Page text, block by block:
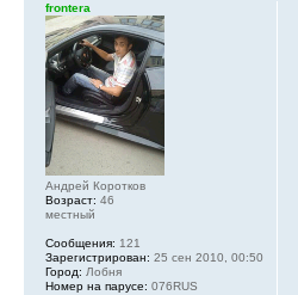
frontera
Андрей Коротков
Возраст: 46
местный
Сообщения: 121
Зарегистрирован: 25 сен 2010, 00:50
Город: Лобня
Номер на парусе: 076RUS